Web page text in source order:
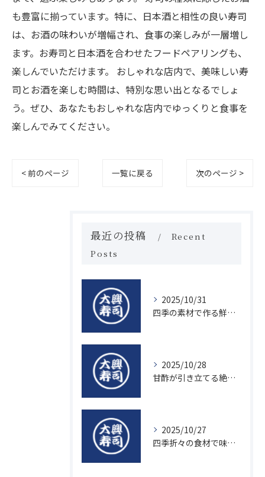
も豊富に揃っています。特に、日本酒と相性の良い寿司
は、お酒の味わいが増幅され、食事の楽しみが一層増し
ます。お寿司と日本酒を合わせたフードペアリングも、
楽しんでいただけます。 おしゃれな店内で、美味しい寿
司とお酒を楽しむ時間は、特別な思い出となるでしょ
う。ぜひ、あなたもおしゃれな店内でゆっくりと食事を
楽しんでみてください。
< 前のページ 一覧に戻る 次のページ >
最近の投稿
Recent
Posts
2025/10/31
四季の素材で作る鮮度抜群の握り寿司の魅力
2025/10/28
甘酢が引き立てる絶品寿司のシャリの秘密
2025/10/27
四季折々の食材で味わう絶品握り寿司の魅力